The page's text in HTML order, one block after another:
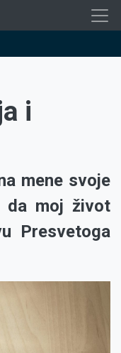
i
mene svoje
da moj život
Presvetoga